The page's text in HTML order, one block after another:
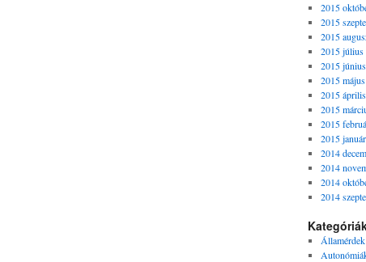
2015
2015
2015
2015 július
2015 június
2015 május
2015 április
2015
2015
2015 január
2014
2014
2014
2014
Államérdek